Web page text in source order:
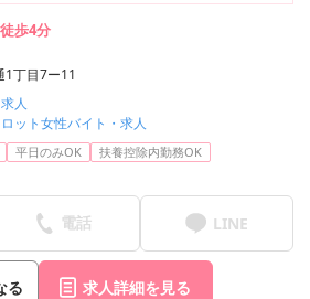
歩4分
駅
駅
駅
1丁目7ー11
人
ット女性バイト・求人
平日のみOK
扶養控除内勤務OK
電話 LINE
る 求人詳細を見る